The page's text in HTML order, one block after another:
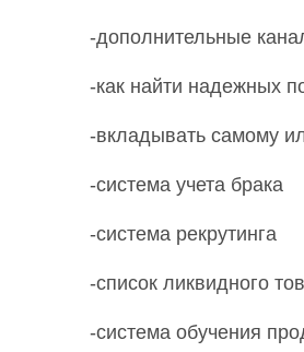
-дополнительные
-как найти надежных
-вкладывать самому
-система учета брака
-система рекрутинга
-список ликвидного
-система обучения